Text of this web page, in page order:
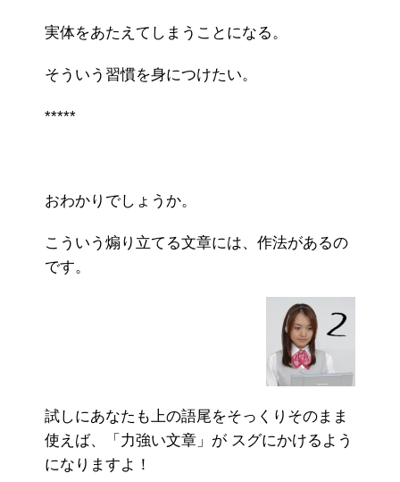
実体をあたえてしまうことになる。
そういう習慣を身につけたい。
*****
おわかりでしょうか。
こういう煽り立てる文章には、作法があるの
です。
試しにあなたも上の語尾をそっくりそのまま
使えば、「力強い文章」が スグにかけるよう
になりますよ！